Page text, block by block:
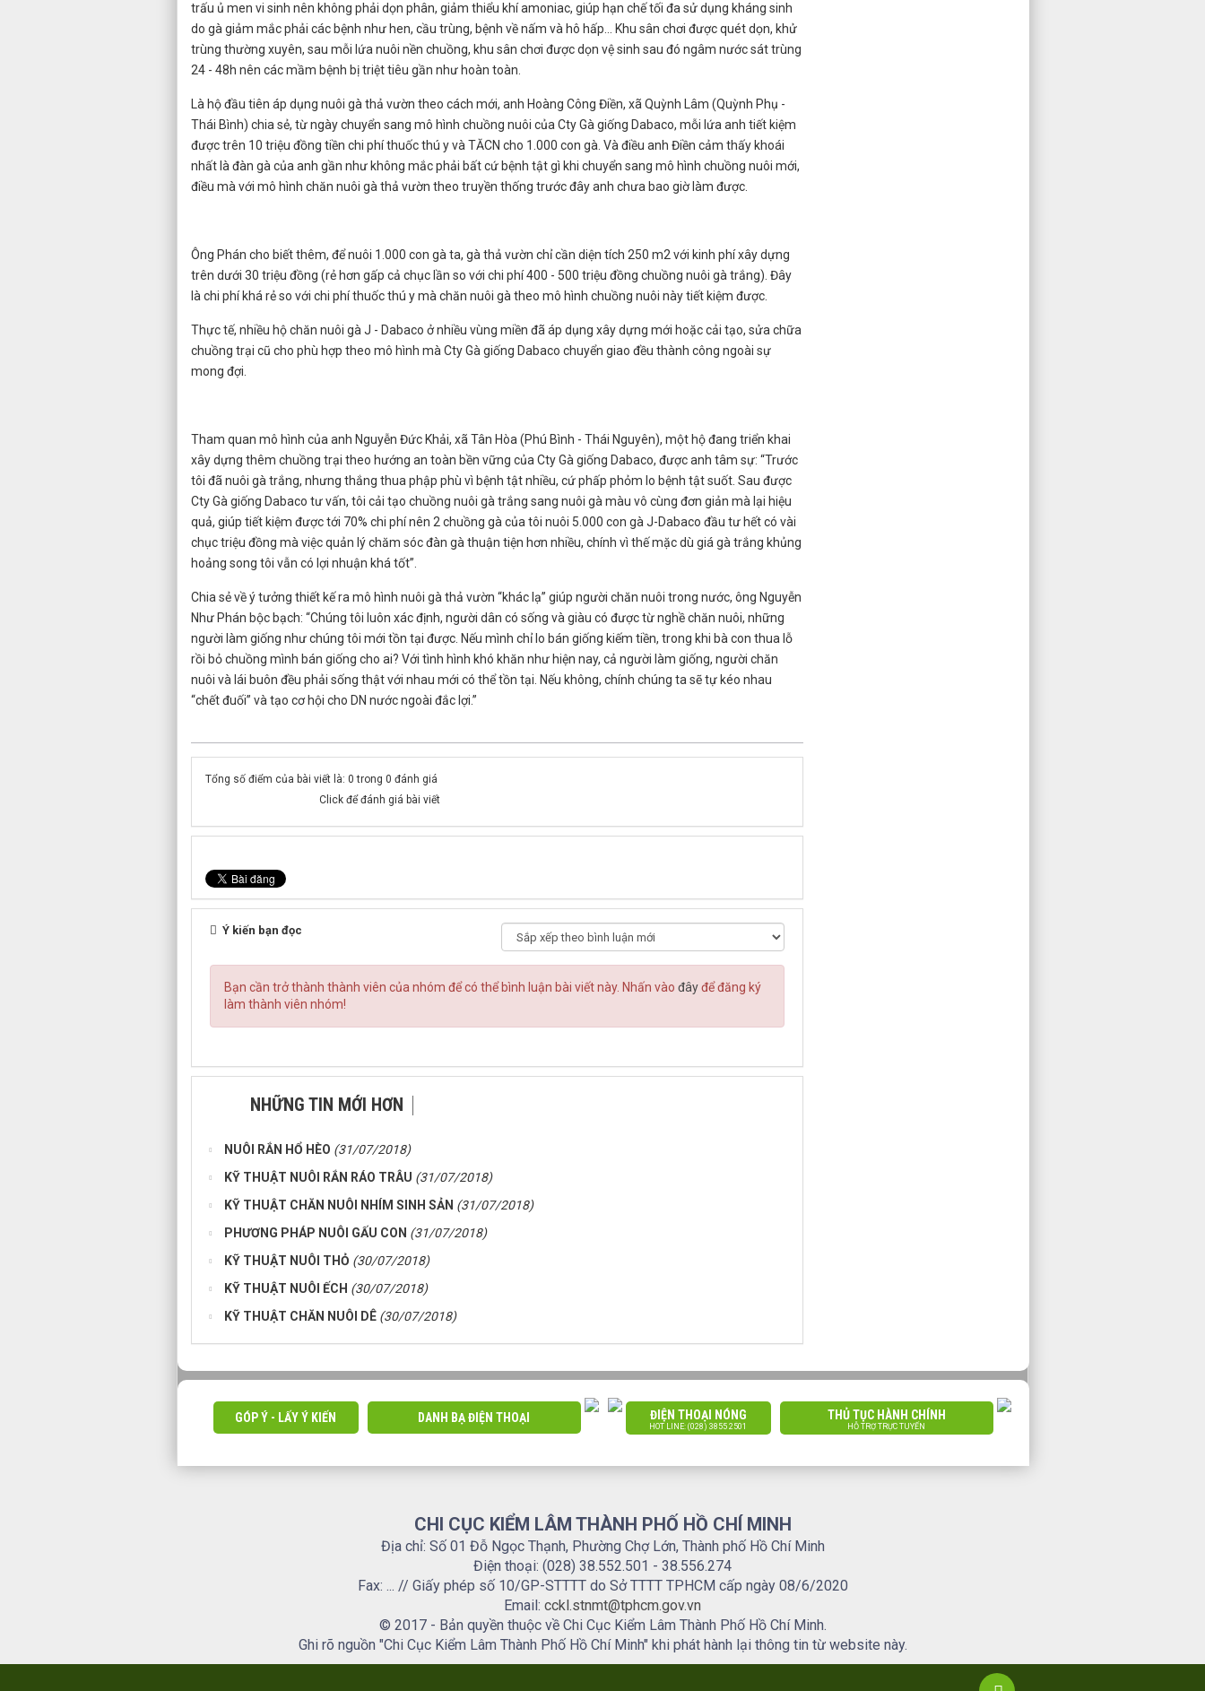
trấu ủ men vi sinh nên không phải dọn phân, giảm thiểu khí amoniac, giúp hạn chế tối đa sử dụng kháng sinh
do gà giảm mắc phải các bệnh như hen, cầu trùng, bệnh về nấm và hô hấp… Khu sân chơi được quét dọn, khử
trùng thường xuyên, sau mỗi lứa nuôi nền chuồng, khu sân chơi được dọn vệ sinh sau đó ngâm nước sát trùng
24 - 48h nên các mầm bệnh bị triệt tiêu gần như hoàn toàn.
Là hộ đầu tiên áp dụng nuôi gà thả vườn theo cách mới, anh Hoàng Công Điền, xã Quỳnh Lâm (Quỳnh Phụ -
Thái Bình) chia sẻ, từ ngày chuyển sang mô hình chuồng nuôi của Cty Gà giống Dabaco, mỗi lứa anh tiết kiệm
được trên 10 triệu đồng tiền chi phí thuốc thú y và TĂCN cho 1.000 con gà. Và điều anh Điền cảm thấy khoái
nhất là đàn gà của anh gần như không mắc phải bất cứ bệnh tật gì khi chuyển sang mô hình chuồng nuôi mới,
điều mà với mô hình chăn nuôi gà thả vườn theo truyền thống trước đây anh chưa bao giờ làm được.
Ông Phán cho biết thêm, để nuôi 1.000 con gà ta, gà thả vườn chỉ cần diện tích 250 m2 với kinh phí xây dựng
trên dưới 30 triệu đồng (rẻ hơn gấp cả chục lần so với chi phí 400 - 500 triệu đồng chuồng nuôi gà trắng). Đây
là chi phí khá rẻ so với chi phí thuốc thú y mà chăn nuôi gà theo mô hình chuồng nuôi này tiết kiệm được.
Thực tế, nhiều hộ chăn nuôi gà J - Dabaco ở nhiều vùng miền đã áp dụng xây dựng mới hoặc cải tạo, sửa chữa
chuồng trại cũ cho phù hợp theo mô hình mà Cty Gà giống Dabaco chuyển giao đều thành công ngoài sự
mong đợi.
Tham quan mô hình của anh Nguyễn Đức Khải, xã Tân Hòa (Phú Bình - Thái Nguyên), một hộ đang triển khai
xây dựng thêm chuồng trại theo hướng an toàn bền vững của Cty Gà giống Dabaco, được anh tâm sự: “Trước
tôi đã nuôi gà trắng, nhưng thắng thua phập phù vì bệnh tật nhiều, cứ phấp phỏm lo bệnh tật suốt. Sau được
Cty Gà giống Dabaco tư vấn, tôi cải tạo chuồng nuôi gà trắng sang nuôi gà màu vô cùng đơn giản mà lại hiệu
quả, giúp tiết kiệm được tới 70% chi phí nên 2 chuồng gà của tôi nuôi 5.000 con gà J-Dabaco đầu tư hết có vài
chục triệu đồng mà việc quản lý chăm sóc đàn gà thuận tiện hơn nhiều, chính vì thế mặc dù giá gà trắng khủng
hoảng song tôi vẫn có lợi nhuận khá tốt”.
Chia sẻ về ý tưởng thiết kế ra mô hình nuôi gà thả vườn “khác lạ” giúp người chăn nuôi trong nước, ông Nguyễn
Như Phán bộc bạch: “Chúng tôi luôn xác định, người dân có sống và giàu có được từ nghề chăn nuôi, những
người làm giống như chúng tôi mới tồn tại được. Nếu mình chỉ lo bán giống kiếm tiền, trong khi bà con thua lỗ
rồi bỏ chuồng mình bán giống cho ai? Với tình hình khó khăn như hiện nay, cả người làm giống, người chăn
nuôi và lái buôn đều phải sống thật với nhau mới có thể tồn tại. Nếu không, chính chúng ta sẽ tự kéo nhau
“chết đuối” và tạo cơ hội cho DN nước ngoài đắc lợi.”
Tổng số điểm của bài viết là: 0 trong 0 đánh giá
Click để đánh giá bài viết
Ý kiến bạn đọc
Bạn cần trở thành thành viên của nhóm để có thể bình luận bài viết này. Nhấn vào đâyđể đăng ký
làm thành viên nhóm!
NHỮNG TIN MỚI HƠN
NUÔI RẮN HỔ HÈO (31/07/2018)
KỸ THUẬT NUÔI RẮN RÁO TRÂU (31/07/2018)
KỸ THUẬT CHĂN NUÔI NHÍM SINH SẢN (31/07/2018)
PHƯƠNG PHÁP NUÔI GẤU CON (31/07/2018)
KỸ THUẬT NUÔI THỎ (30/07/2018)
KỸ THUẬT NUÔI ẾCH (30/07/2018)
KỸ THUẬT CHĂN NUÔI DÊ (30/07/2018)
GÓP Ý - LẤY Ý KIẾN DANH BẠ ĐIỆN THOẠI ĐIỆN THOẠI NÓNG
HOT LINE: (028) 3855 2501
THỦ TỤC HÀNH CHÍNH
HỖ TRỢ TRỰC TUYẾN
CHI CỤC KIỂM LÂM THÀNH PHỐ HỒ CHÍ MINH
Địa chỉ: Số 01 Đỗ Ngọc Thạnh, Phường Chợ Lớn, Thành phố Hồ Chí Minh
Điện thoại: (028) 38.552.501 - 38.556.274
Fax: ... // Giấy phép số 10/GP-STTTT do Sở TTTT TPHCM cấp ngày 08/6/2020
Email: cckl.stnmt@tphcm.gov.vn
© 2017 - Bản quyền thuộc về Chi Cục Kiểm Lâm Thành Phố Hồ Chí Minh.
Ghi rõ nguồn "Chi Cục Kiểm Lâm Thành Phố Hồ Chí Minh" khi phát hành lại thông tin từ website này.